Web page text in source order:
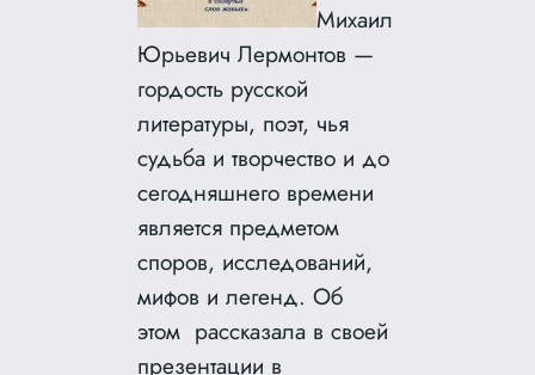
Михаил
Юрьевич Лермонтов —
гордость русской
литературы, поэт, чья
судьба и творчество и до
сегодняшнего времени
является предметом
споров, исследований,
мифов и легенд. Об
этом рассказала в своей
презентации в